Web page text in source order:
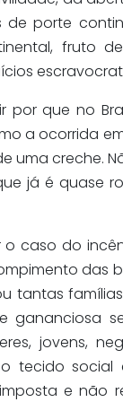
porte
fruto
por que no
a ocorrida
uma creche.
já é quase
caso do
das
tantas
gananciosa
jovens,
tecido
e não